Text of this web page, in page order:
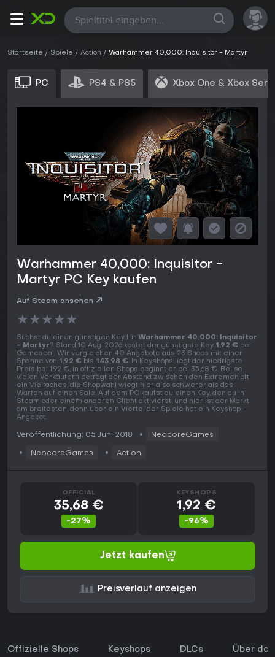
Alle
Startseite Spiele Action Warhammer 40,000: Inquisitor - Martyr
PC PS4 & PS5 Xbox One & Xbox
Warhammer 40,000: Inquisitor -
Martyr PC Key kaufen
Auf Steam ansehen
★★★★★
Suchst du einen günstigen Key für Warhammer 40,000: Inquisitor
- Martyr? Stand 10 Aug. 2026 kostet der günstigste Key 1,92 € bei
Gameseal. Wir vergleichen 40 Angebote aus 23 Shops mit einer
Spanne von 1,92 € bis 143,98 €. In Keyshops liegt der niedrigste
Preis bei 1,92 €, in offiziellen Shops beginnt er bei 35,68 €. Bei so
vielen Verkäufern beträgt der Abstand zwischen den Extremen oft
ein Vielfaches, die Shopwahl wiegt hier also schwerer als das
Warten auf einen Sale. Auf dem PC kaufst du einen Key, den du in
Steam oder einem anderen Client aktivierst, und hier ist der Markt
am breitesten, denn über ein Viertel der Spiele hat ein Keyshop-
Angebot.
Veröffentlichung: 05 Juni 2018 NeocoreGames
NeocoreGames Action
OFFICIAL
35,68 €
-27%
KEYSHOPS
1,92 €
-96%
Jetzt kaufen
Preisverlauf anzeigen
Offizielle Shops Keyshops DLCs Über